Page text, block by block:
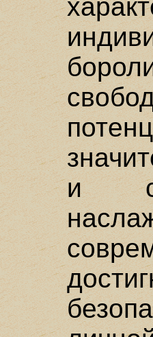
и